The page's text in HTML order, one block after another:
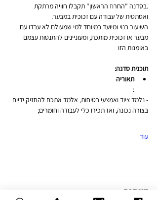
.בסדנה "החרוז הראשון" תקבלו חוויה מרתקת
ואסתטית של עבודה עם זכוכית במבער.
השיעור בנוי ומיועד במיוחד למי שמעולם לא עבדו עם
מבער או זכוכית מותכת, ומעוניינים להתנסות עצמם
באומנות הזו
תוכנית סדנה:
תאוריה
:
- נלמד ציוד ואמצעי בטיחות, אלמד אתכם להחזיק ידיים
בצורה נכונה, ואז תכירו כלי לעבודה וחומרים;
עוד
שיתוף